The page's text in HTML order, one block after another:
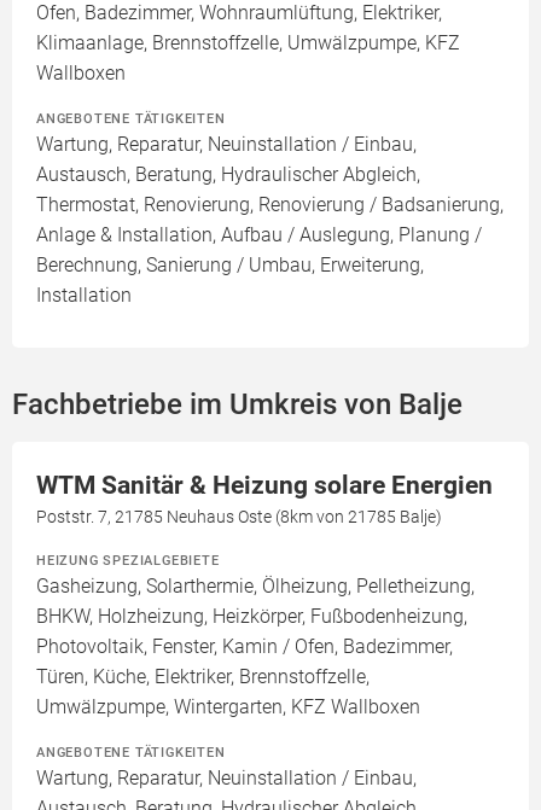
Ofen, Badezimmer, Wohnraumlüftung, Elektriker,
Klimaanlage, Brennstoffzelle, Umwälzpumpe, KFZ
Wallboxen
ANGEBOTENE TÄTIGKEITEN
Wartung, Reparatur, Neuinstallation / Einbau,
Austausch, Beratung, Hydraulischer Abgleich,
Thermostat, Renovierung, Renovierung / Badsanierung,
Anlage & Installation, Aufbau / Auslegung, Planung /
Berechnung, Sanierung / Umbau, Erweiterung,
Installation
Fachbetriebe im Umkreis von Balje
WTM Sanitär & Heizung solare Energien
Poststr. 7, 21785 Neuhaus Oste (8km von 21785 Balje)
HEIZUNG SPEZIALGEBIETE
Gasheizung, Solarthermie, Ölheizung, Pelletheizung,
BHKW, Holzheizung, Heizkörper, Fußbodenheizung,
Photovoltaik, Fenster, Kamin / Ofen, Badezimmer,
Türen, Küche, Elektriker, Brennstoffzelle,
Umwälzpumpe, Wintergarten, KFZ Wallboxen
ANGEBOTENE TÄTIGKEITEN
Wartung, Reparatur, Neuinstallation / Einbau,